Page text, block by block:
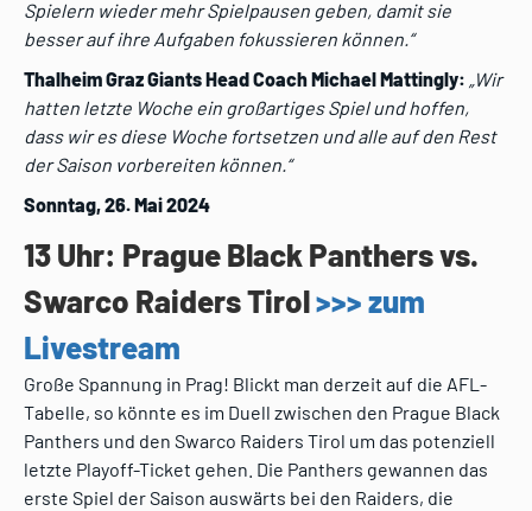
Spielern wieder mehr Spielpausen geben, damit sie
besser auf ihre Aufgaben fokussieren können.“
Thalheim Graz Giants Head Coach Michael Mattingly: „Wir
hatten letzte Woche ein großartiges Spiel und hoffen,
dass wir es diese Woche fortsetzen und alle auf den Rest
der Saison vorbereiten können.“
Sonntag, 26. Mai 2024
13 Uhr: Prague Black Panthers vs.
Swarco Raiders Tirol>>> zum
Livestream
Große Spannung in Prag! Blickt man derzeit auf die AFL-
Tabelle, so könnte es im Duell zwischen den Prague Black
Panthers und den Swarco Raiders Tirol um das potenziell
letzte Playoff-Ticket gehen. Die Panthers gewannen das
erste Spiel der Saison auswärts bei den Raiders, die